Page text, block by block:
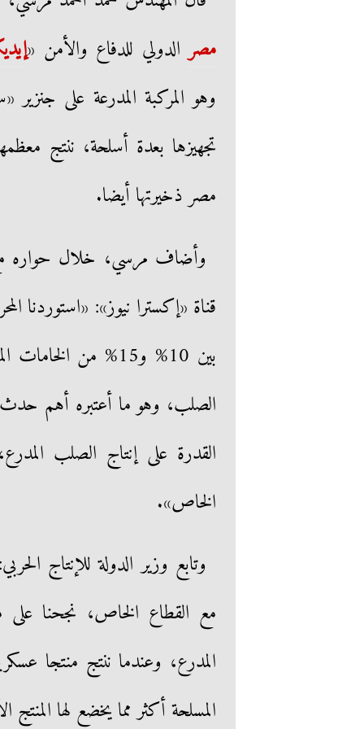
مصرالدولي للدفاع والأمن «
مصر ذخيرتها أيضا.
وأضاف مرسي، خلال حواره
قناة «إكسترا نيوز»: «استوردنا
بين 10% و15% من
الصلب، وهو ما أعتبره أهم حدث
القدرة على إنتاج الصلب
الخاص».
وتابع وزير الدولة للإنتاج
مع القطاع الخاص، نجحنا
المدرع، وعندما ننتج منتجا
المسلحة أكثر مما يخضع لها المنتج